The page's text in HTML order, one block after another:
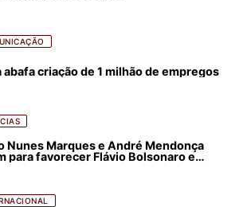
abafa criação de 1 milhão de empregos
Nunes Marques e André Mendonça
para favorecer Flávio Bolsonaro e